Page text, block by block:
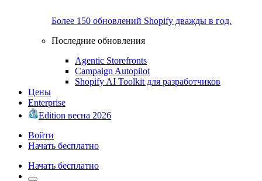
Более 150 обновлений Shopify дважды в год.
Последние обновления
Agentic Storefronts
Campaign Autopilot
Shopify AI Toolkit для разработчиков
Цены
Enterprise
Edition весна 2026
Войти
Начать бесплатно
Начать бесплатно